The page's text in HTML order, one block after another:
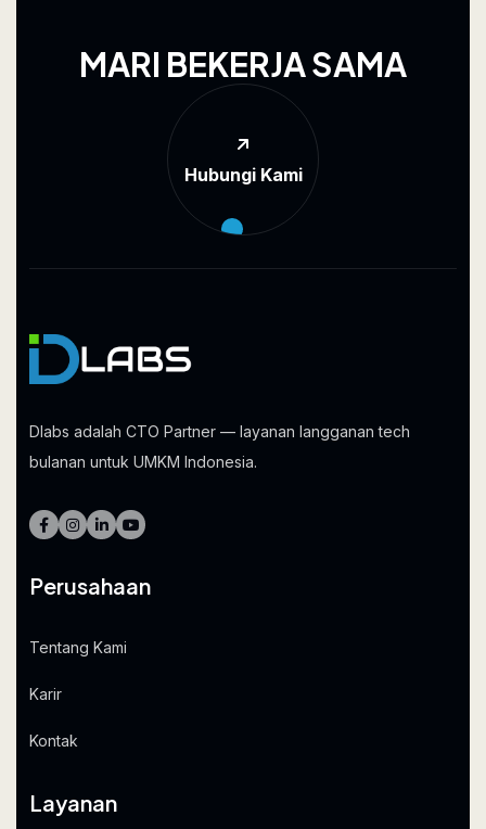
MARI BEKERJASAMA
Hubungi Kami
Dlabs adalah CTO Partner — layanan langganan tech
bulanan untuk UMKM Indonesia.
Perusahaan
Tentang Kami
Karir
Kontak
Layanan